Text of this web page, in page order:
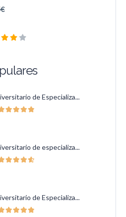
de Especializa...
de especializa...
de Especializa...